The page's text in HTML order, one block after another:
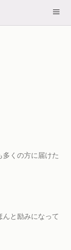
くの方に届けた
と励みになって